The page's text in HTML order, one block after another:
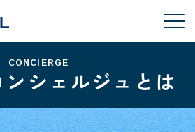
CONCIERGE
ンシェルジュとは